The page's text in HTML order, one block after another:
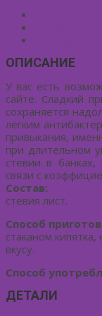
ОПИСАНИЕ
У вас есть
сайте. Сладкий
сохраняется
лёгким
привыкания,
при длительном
стевии в
связи с
Состав:
стевия лист.
Способ
стаканом
вкусу.
Способ
ДЕТАЛИ